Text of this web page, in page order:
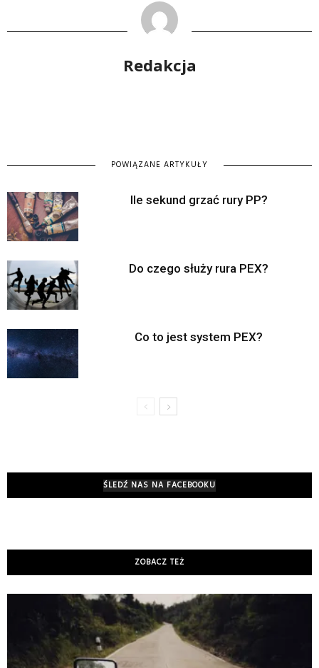
Redakcja
POWIĄZANE ARTYKUŁY
Ile sekund grzać rury PP?
Do czego służy rura PEX?
Co to jest system PEX?
ŚLEDŹ NAS NA FACEBOOKU
ZOBACZ TEŻ